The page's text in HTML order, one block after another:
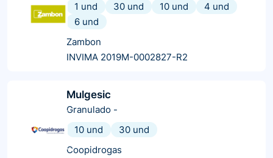
1 und
30 und 10 und
4 und
6 und
Zambon
INVIMA 2019M-0002827-R2
Mulgesic
Granulado -
10 und
30 und
Coopidrogas